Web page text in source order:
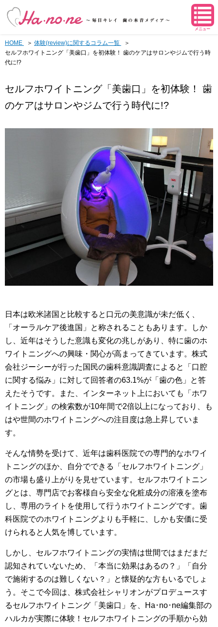
メニュー
HOME
体験(review)に関するコラム一覧
セルフホワイトニング「美歯口」を初体験！ 歯のケアはサロンやジムで行う時
代に!?
セルフホワイトニング「美歯口」を初体験！ 歯
のケアはサロンやジムで行う時代に!?
日本は欧米諸国と比較すると口元の美意識が未だ低く、
「オーラルケア後進国」と称されることもあります。しか
し、近年はそうした意識も変化の兆しがあり、特に歯のホ
ワイトニングへの興味・関心が高まってきています。株式
会社ジーシーが行った国民の歯科意識調査によると「口腔
に関する悩み」に対して回答者の63.1%が「歯の色」と答
えたそうです。また、インターネット上においても「ホワ
イトニング」の検索数が10年間で2倍以上になっており、も
はや世間のホワイトニングへの注目度は急上昇していま
す。
そんな情勢を受けて、近年は歯科医院での専門的なホワイ
トニングのほか、自分でできる「セルフホワイトニング」
の市場も盛り上がりを見せています。セルフホワイトニン
グとは、専門店でお客様自ら安全な化粧成分の溶液を塗布
し、専用のライトを使用して行うホワイトニングです。歯
科医院でのホワイトニングよりも手軽に、しかも安価に受
けられると人気を博しています。
しかし、セルフホワイトニングの実情は世間ではまだまだ
認知されていないため、「本当に効果はあるの？」「自分
で施術するのは難しくない？」と懐疑的な方もいるでしょ
う。そこで今回は、株式会社シャリオンがプロデュースす
るセルフホワイトニング「美歯口」を、Ha･no･ne編集部の
ハルカが実際に体験！セルフホワイトニングの手順から効